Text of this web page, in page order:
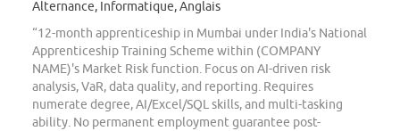
Alternance, Informatique, Anglais
“12-month apprenticeship in Mumbai under India's National
Apprenticeship Training Scheme within (COMPANY
NAME)'s Market Risk function. Focus on AI-driven risk
analysis, VaR, data quality, and reporting. Requires
numerate degree, AI/Excel/SQL skills, and multi-tasking
ability. No permanent employment guarantee post-